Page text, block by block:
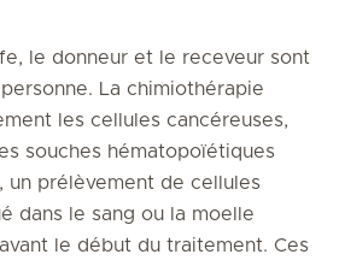
le donneur et le receveur sont
La chimiothérapie
les cellules cancéreuses,
souches hématopoïétiques
un prélèvement de cellules
dans le sang ou la moelle
le début du traitement. Ces